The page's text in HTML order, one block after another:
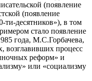
(появление
(появление
ти-десятников»), в том
стало появление
года, М.С.Горбачева,
возглавивших процесс
реформ» и
или «социализму